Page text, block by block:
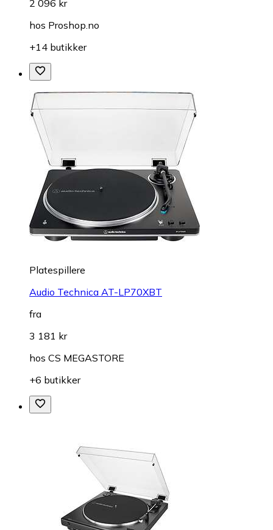
2 096 kr
hos Proshop.no
+14 butikker
Platespillere
Audio Technica AT-LP70XBT
fra
3 181 kr
hos CS MEGASTORE
+6 butikker